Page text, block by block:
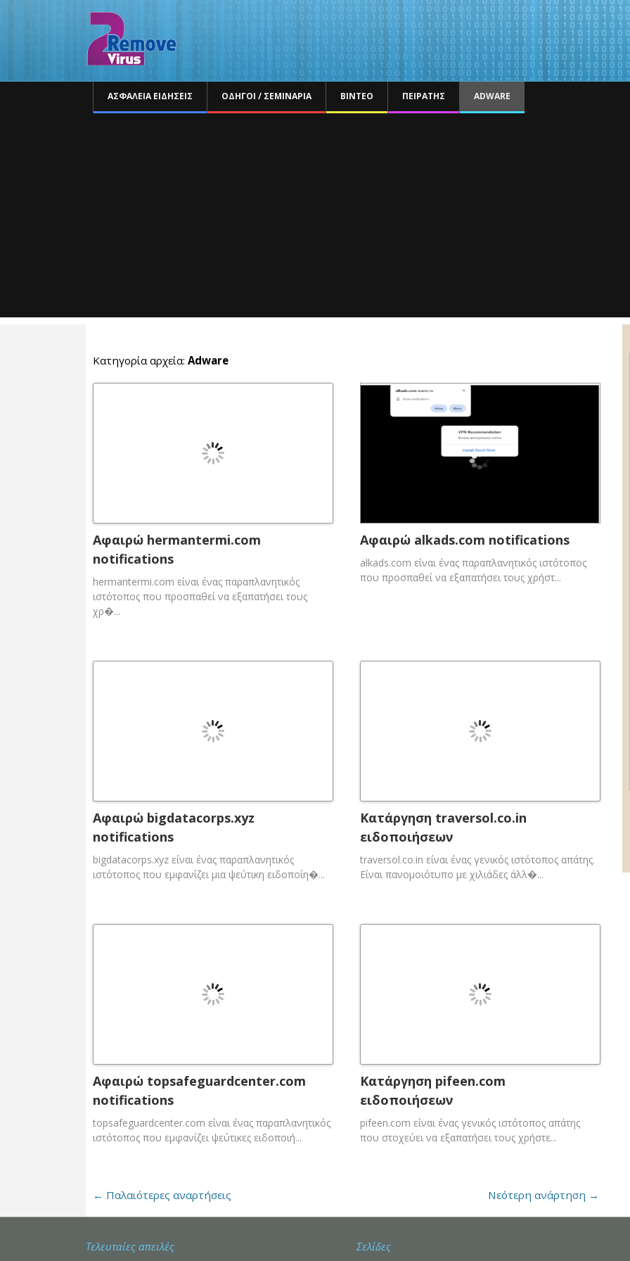
ΑΣΦΆΛΕΙΑ ΕΙΔΉΣΕΙΣ ΟΔΗΓΟΊ / ΣΕΜΙΝΆΡΙΑ ΒΊΝΤΕΟ ΠΕΙΡΑΤΉΣ ADWARE
Κατηγορία αρχεία: Adware
Αφαιρώ hermantermi.com
notifications
hermantermi.com είναι ένας παραπλανητικός
ιστότοπος που προσπαθεί να εξαπατήσει τους
χρ�...
Αφαιρώ alkads.com notifications
alkads.com είναι ένας παραπλανητικός ιστότοπος
που προσπαθεί να εξαπατήσει τους χρήστ...
Αφαιρώ bigdatacorps.xyz
notifications
bigdatacorps.xyz είναι ένας παραπλανητικός
ιστότοπος που εμφανίζει μια ψεύτικη ειδοποίη�...
Κατάργηση traversol.co.in
ειδοποιήσεων
traversol.co.in είναι ένας γενικός ιστότοπος απάτης.
Είναι πανομοιότυπο με χιλιάδες άλλ�...
Αφαιρώ topsafeguardcenter.com
notifications
topsafeguardcenter.com είναι ένας παραπλανητικός
ιστότοπος που εμφανίζει ψεύτικες ειδοποιή...
Κατάργηση pifeen.com
ειδοποιήσεων
pifeen.com είναι ένας γενικός ιστότοπος απάτης
που στοχεύει να εξαπατήσει τους χρήστε...
← Παλαιότερες αναρτήσεις Νεότερη ανάρτηση →
Τελευταίες απειλές Σελίδες